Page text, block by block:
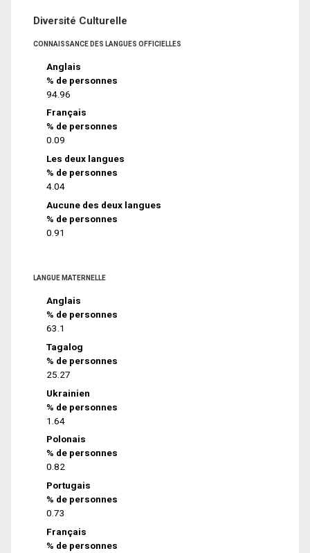
Diversité Culturelle
CONNAISSANCE DES LANGUES OFFICIELLES
Anglais
% de personnes
94.96
Français
% de personnes
0.09
Les deux langues
% de personnes
4.04
Aucune des deux langues
% de personnes
0.91
LANGUE MATERNELLE
Anglais
% de personnes
63.1
Tagalog
% de personnes
25.27
Ukrainien
% de personnes
1.64
Polonais
% de personnes
0.82
Portugais
% de personnes
0.73
Français
% de personnes